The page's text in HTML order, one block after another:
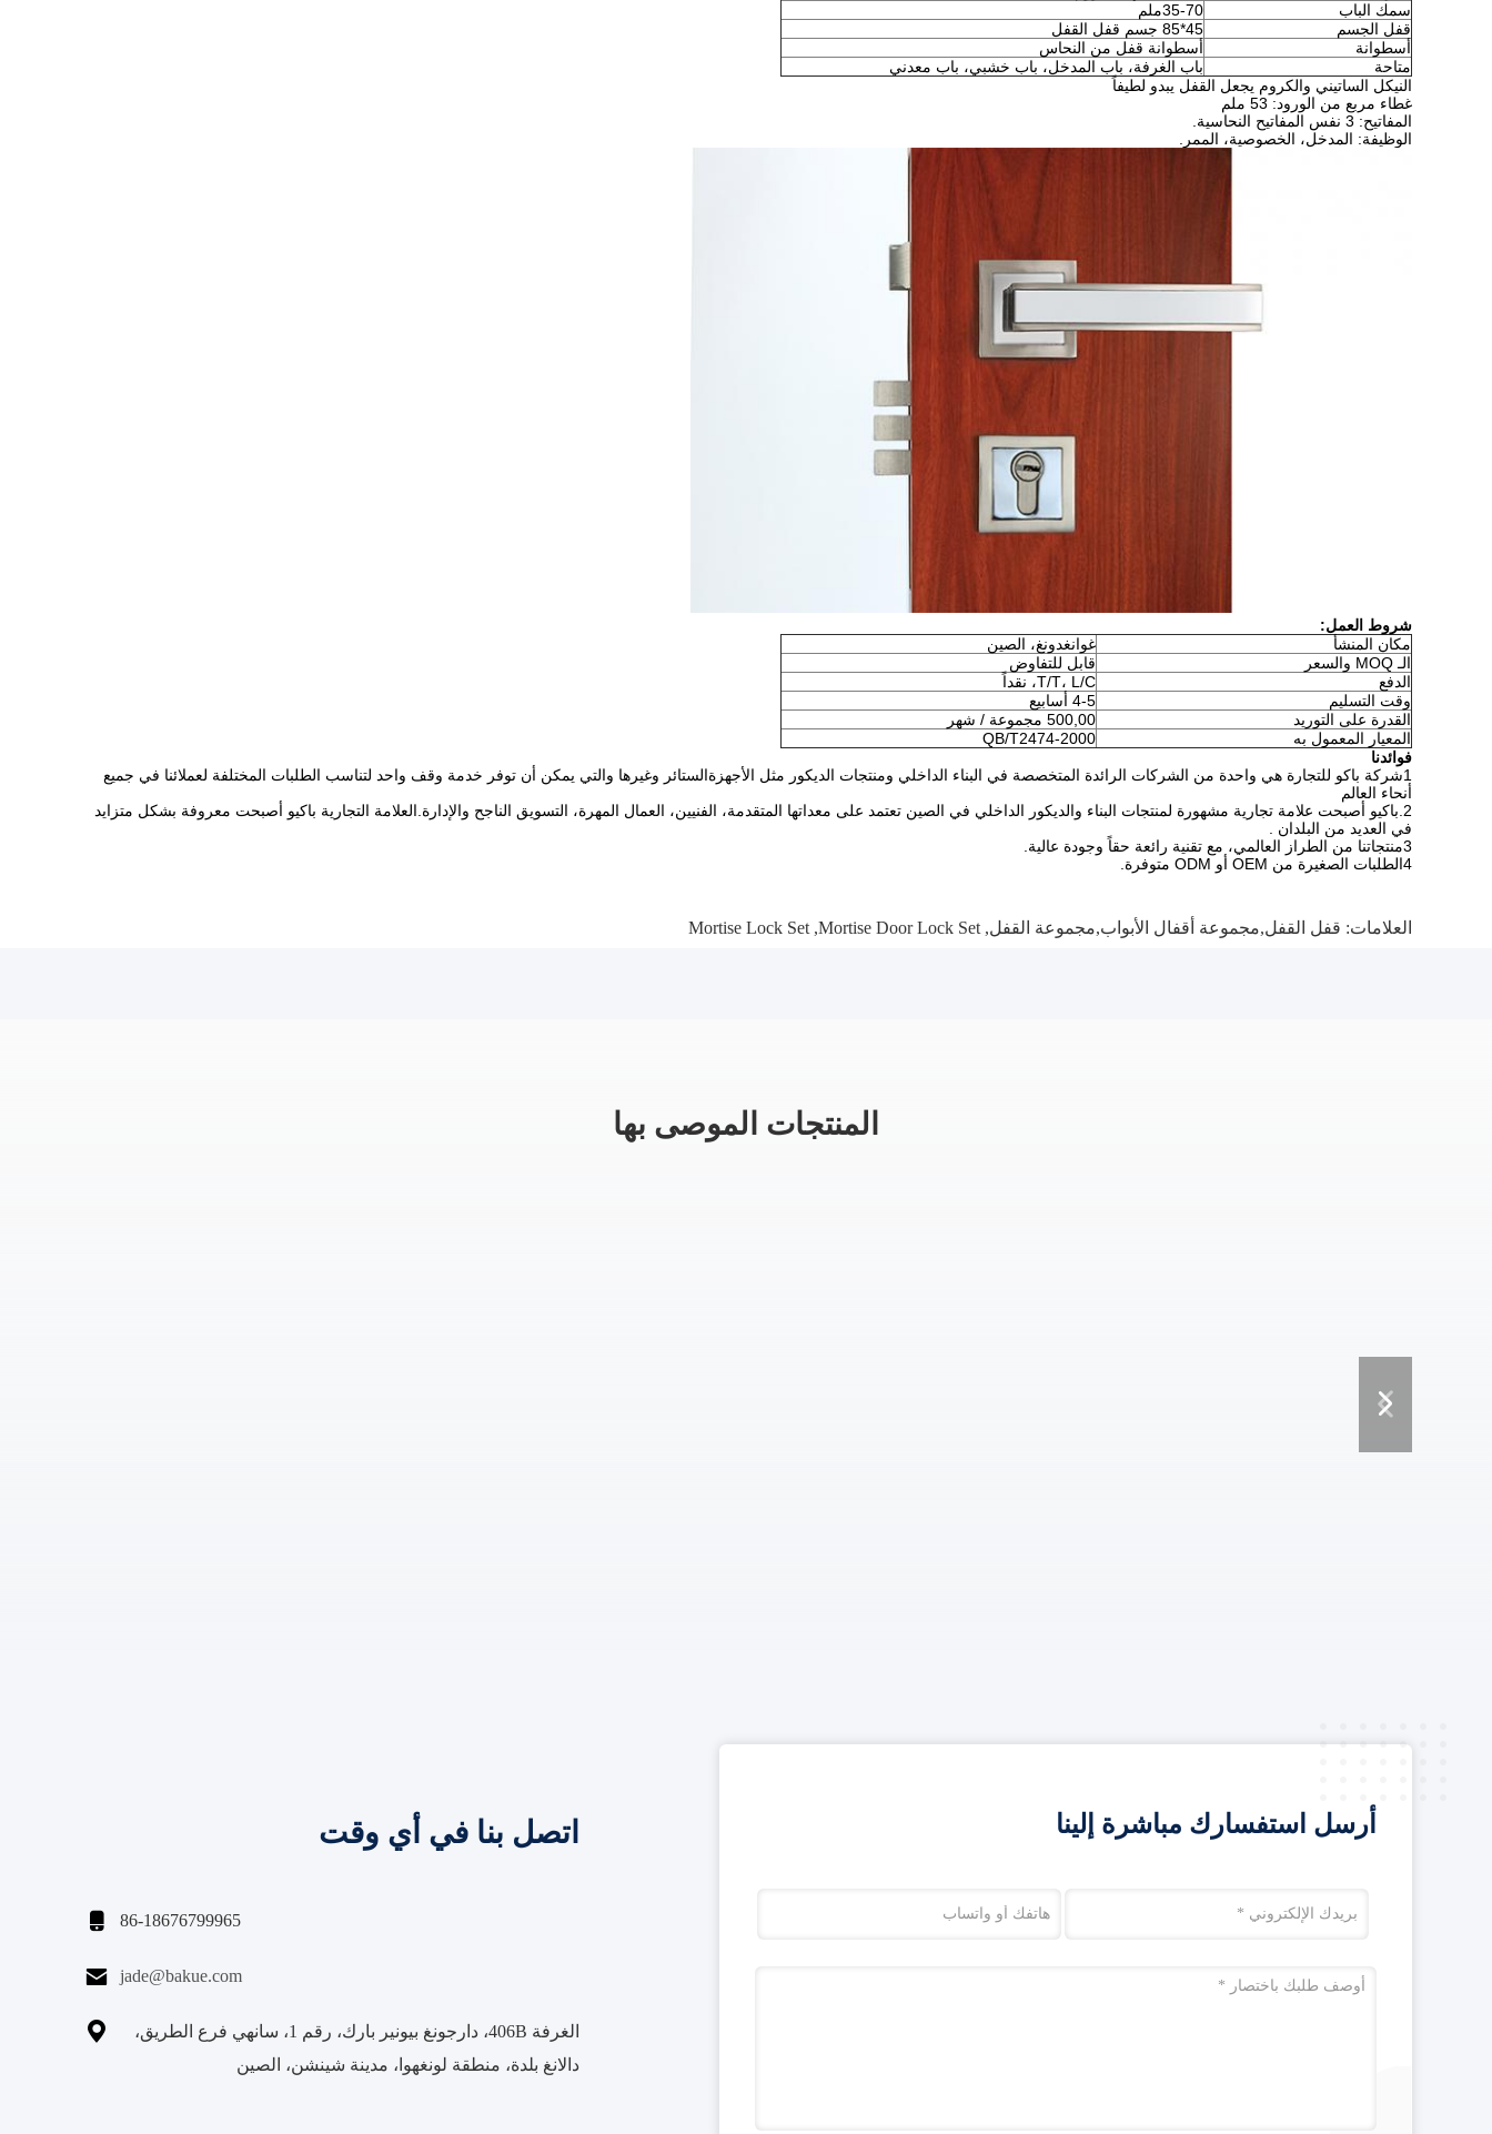
سمك الباب
35-70ملم
قفل الجسم
45*85 جسم قفل القفل
أسطوانة
أسطوانة قفل من النحاس
متاحة
باب الغرفة، باب المدخل، باب خشبي، باب معدني
النيكل الساتيني والكروم يجعل القفل يبدو لطيفاً
غطاء مربع من الورود: 53 ملم
المفاتيح: 3 نفس المفاتيح النحاسية.
الوظيفة: المدخل، الخصوصية، الممر.
شروط العمل:
مكان المنشأ
غوانغدونغ، الصين
الـ MOQ والسعر
قابل للتفاوض
الدفع
T/T، L/C، نقداً
وقت التسليم
4-5 أسابيع
القدرة على التوريد
500,00 مجموعة / شهر
المعيار المعمول به
QB/T2474-2000
فوائدنا
1شركة باكو للتجارة هي واحدة من الشركات الرائدة المتخصصة في البناء الداخلي ومنتجات الديكور مثل الأجهزةالستائر وغيرها والتي يمكن أن توفر خدمة وقف واحد لتناسب الطلبات المختلفة لعملائنا في جميع
أنحاء العالم
2.باكيو أصبحت علامة تجارية مشهورة لمنتجات البناء والديكور الداخلي في الصين تعتمد على معداتها المتقدمة، الفنيين، العمال المهرة، التسويق الناجح والإدارة.العلامة التجارية باكيو أصبحت معروفة بشكل متزايد
في العديد من البلدان .
3منتجاتنا من الطراز العالمي، مع تقنية رائعة حقاً وجودة عالية.
4الطلبات الصغيرة من OEM أو ODM متوفرة.
العلامات: قفل القفل,مجموعة أقفال الأبواب,مجموعة القفل,
Mortise Door Lock Set
,
Mortise Lock Set
المنتجات الموصى بها
اتصل بنا في أي وقت
 86-18676799965
 jade@bakue.com

الغرفة 406B، دارجونغ بيونير بارك، رقم 1، سانهي فرع الطريق،
دالانغ بلدة، منطقة لونغهوا، مدينة شينشن، الصين
أرسل استفسارك مباشرة إلينا